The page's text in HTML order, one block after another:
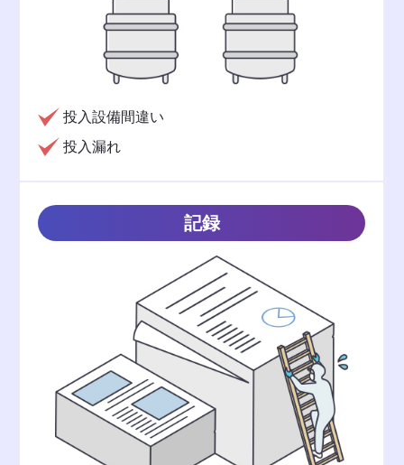
投入設備間違い
投入漏れ
記録